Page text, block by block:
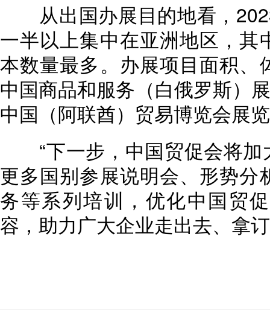
从出国办展目的地看，
一半以上集中在亚洲地区，
本数量最多。办展项目面积
中国商品和服务（白俄罗斯）
中国（阿联酋）贸易博览会展
“下一步，中国贸促会将加
更多国别参展说明会、形势
务等系列培训，优化中国贸
容，助力广大企业走出去、拿